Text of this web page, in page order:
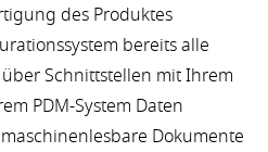
des Produktes
bereits alle
Schnittstellen mit Ihrem
PDM-System Daten
Dokumente